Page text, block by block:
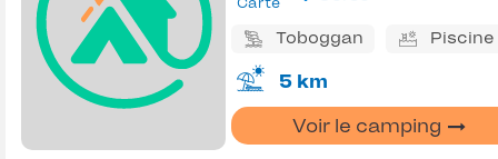
Toboggan Piscine
5 km
Voir le camping